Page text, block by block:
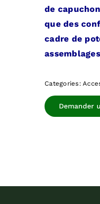
de
que des
cadre de
Categories:
Demander